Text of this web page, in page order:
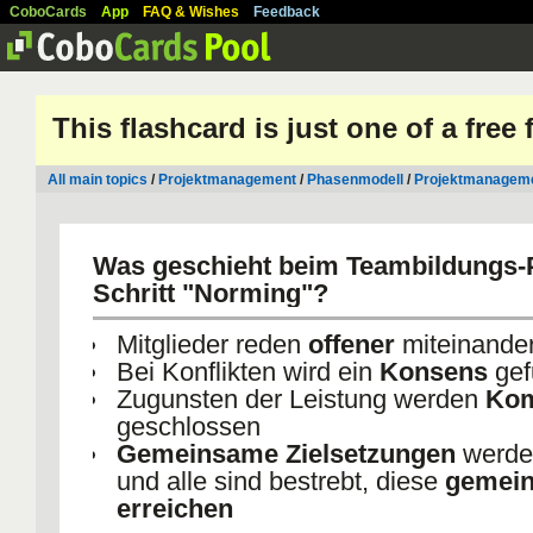
CoboCards App FAQ & Wishes Feedback
This flashcard is just one of a free
All main topics / Projektmanagement / Phasenmodell /
Was geschieht beim
Schritt "Norming"?
Mitglieder reden offener
Bei Konflikten wird ein Konsens
Zugunsten der Leistung werden
geschlossen
Gemeinsame Zielsetzungen
und alle sind bestrebt, diese
erreichen